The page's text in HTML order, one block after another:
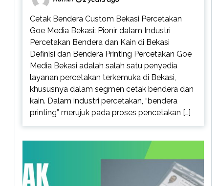
Cetak Bendera Custom Bekasi Percetakan
Goe Media Bekasi: Pionir dalam Industri
Percetakan Bendera dan Kain di Bekasi
Definisi dan Bendera Printing Percetakan Goe
Media Bekasi adalah salah satu penyedia
layanan percetakan terkemuka di Bekasi,
khususnya dalam segmen cetak bendera dan
kain. Dalam industri percetakan, “bendera
printing” merujuk pada proses pencetakan […]